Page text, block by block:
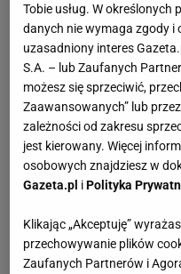
Tobie usług. W
danych nie wymaga zgody i
uzasadniony interes
S.A. – lub Zaufanych
możesz się sprzeciwić,
Zaawansowanych” lub
zależności od zakresu
jest kierowany. Więcej
osobowych znajdziesz w
Gazeta.pl iPolityka
Klikając „Akceptuję”
przechowywanie plików
Zaufanych Partnerów i